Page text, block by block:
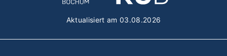
Aktualisiert am 03.08.2026